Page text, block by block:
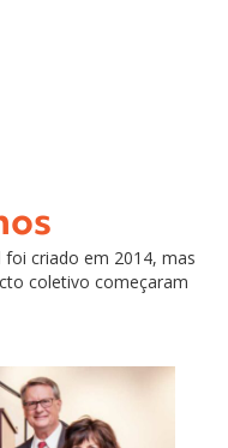
criado em 2014, mas
coletivo começaram